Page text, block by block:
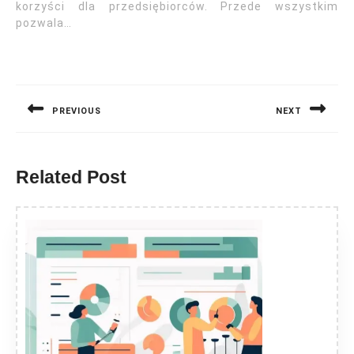
korzyści dla przedsiębiorców. Przede wszystkim
pozwala…
PREVIOUS NEXT
Related Post